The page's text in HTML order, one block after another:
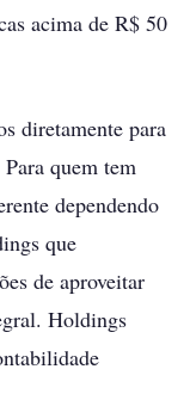
acima de R$ 50
diretamente para
quem tem
dependendo
que
de aproveitar
Holdings